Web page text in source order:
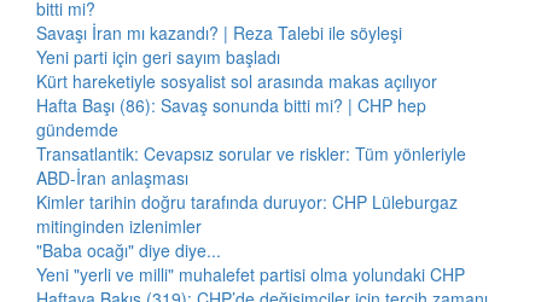
bitti mi?
Savaşı İran mı kazandı? | Reza Talebi ile söyleşi
Yeni parti için geri sayım başladı
Kürt hareketiyle sosyalist sol arasında makas açılıyor
Hafta Başı (86): Savaş sonunda bitti mi? | CHP hep
gündemde
Transatlantik: Cevapsız sorular ve riskler: Tüm yönleriyle
ABD-İran anlaşması
Kimler tarihin doğru tarafında duruyor: CHP Lüleburgaz
mitinginden izlenimler
"Baba ocağı" diye diye...
Yeni "yerli ve milli" muhalefet partisi olma yolundaki CHP